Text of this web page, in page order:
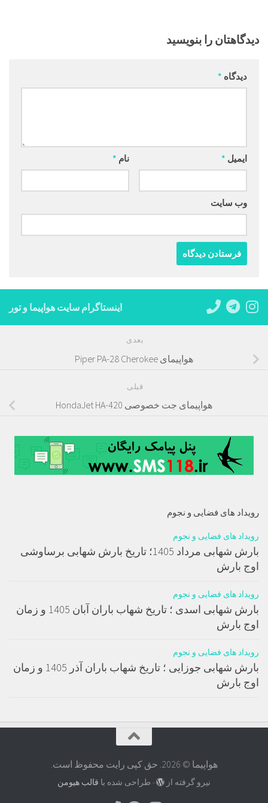
دیدگاهتان را بنویسید
دیدگاه *
نام * ایمیل *
وب‌ سایت
اینستاگرام سایت هواپیما و تور
بعدی
هواپیمای Piper PA-28 Cherokee
قبلی
هواپیمای جت خصوصی HondaJet HA-420
رویداد های فضایی و نجوم
رویداد های فضایی و نجوم
بارش شهابی مرداد 1405؛ تاریخ بارش شهابی برساوشی
اوج بارش
رویداد های فضایی و نجوم
بارش شهابی اسدی ؛ تاریخ شهاب باران آبان 1405 و زمان
اوج بارش
رویداد های فضایی و نجوم
بارش شهابی جوزایی ؛ تاریخ شهاب باران آذر 1405 و زمان
اوج بارش
هواپیما © 2026. حق کپی رایت محفوظ است.
نیرو گرفته از - طراحی شده با قالب هیومن